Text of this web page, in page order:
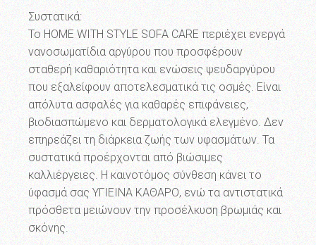
Συστατικά:
Το HOME WITH STYLE SOFA CARE περιέχει ενεργά
νανοσωματίδια αργύρου που προσφέρουν
σταθερή καθαριότητα και ενώσεις ψευδαργύρου
που εξαλείφουν αποτελεσματικά τις οσμές. Είναι
απόλυτα ασφαλές για καθαρές επιφάνειες,
βιοδιασπώμενο και δερματολογικά ελεγμένο. Δεν
επηρεάζει τη διάρκεια ζωής των υφασμάτων. Τα
συστατικά προέρχονται από βιώσιμες
καλλιέργειες. Η καινοτόμος σύνθεση κάνει το
ύφασμά σας ΥΓΙΕΙΝΑ ΚΑΘΑΡΟ, ενώ τα αντιστατικά
πρόσθετα μειώνουν την προσέλκυση βρωμιάς και
σκόνης.